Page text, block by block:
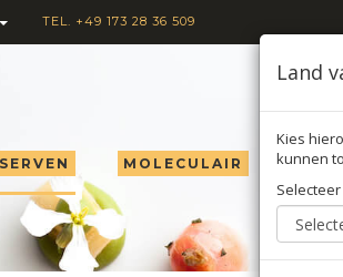
TEL. +49 173 28 36 509
MOLECULAIR
Land
Kies
kunnen